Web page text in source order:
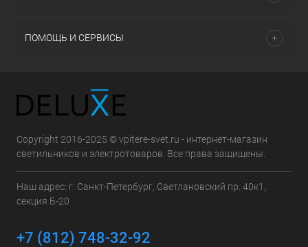
ПОМОЩЬ И СЕРВИСЫ
Copyright 2016-2025 © vpitere-svet.ru - интернет-магазин
светильников и электротоваров. Все права защищены.
Наш адрес: г. Санкт-Петербург, Светлановский пр. 40к1,
секция Б-20
+7 (812) 748-32-92